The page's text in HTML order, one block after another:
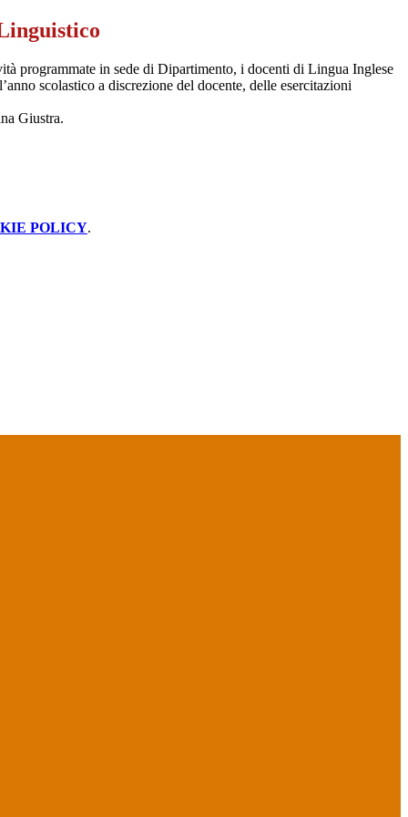
programmate in sede di Dipartimento, i docenti di Lingua Inglese
scolastico a discrezione del docente, delle esercitazioni
Giustra.
POLICY.